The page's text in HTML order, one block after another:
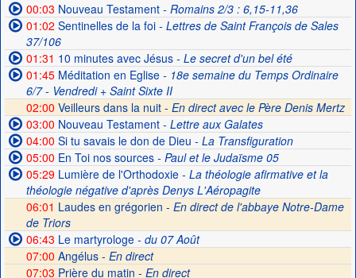
00:03 Nouveau Testament- Romains 2/3 : 6,15-11,36
01:02 Sentinelles de la foi- Lettres de Saint François de Sales
37/106
01:31 10 minutes avec Jésus- Le secret d'un bel été
01:45Méditation en Eglise- 18e semaine du Temps Ordinaire
6/7 - Vendredi + Saint Sixte II
02:00 Veilleurs dans la nuit - En direct avec le Père Denis Mertz
03:00 Nouveau Testament- Lettre aux Galates
04:00 Si tu savais le don de Dieu - La Transfiguration
05:00 En Toi nos sources- Paul et le Judaïsme 05
05:29Lumière de l'Orthodoxie- La théologie afirmative et la
théologie négative d'après Denys L'Aéropagite
06:01 Laudes en grégorien - En direct de l'abbaye Notre-Dame
de Triors
06:43 Le martyrologe- du 07 Août
07:00 Angélus - En direct
07:03 Prière du matin - En direct